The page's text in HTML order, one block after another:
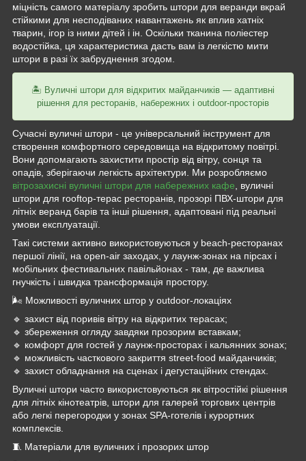
міцність самого матеріалу зробить штори для веранди вкрай
стійкими для несподіваних навантажень як вплив хатніх
тварин, ігор із ними дітей і ін. Оскільки тканина поліестер
водостійка, ця характеристика дасть вам із легкістю мити
штори в разі їх забруднення згодом.
🏝 Вуличні штори для відкритих майданчиків — адаптивні
рішення для ресторанів, набережних і outdoor-просторів
Сучасні вуличні штори - це універсальний інструмент для
створення комфортного середовища на відкритому повітрі.
Вони допомагають захистити простір від вітру, сонця та
опадів, зберігаючи легкість архітектури. Ми розробляємо
вітрозахисні вуличні штори для набережних кафе , вуличні
штори для rooftop-терас ресторанів, прозорі ПВХ-штори для
літніх веранд барів та інші рішення, адаптовані під реальні
умови експлуатації.
Такі системи активно використовуються у beach-ресторанах
першої лінії, на open-air заходах, у лаунж-зонах на пірсах і
мобільних фестивальних павільйонах - там, де важлива
гнучкість і швидка трансформація простору.
🌬 Можливості вуличних штор у outdoor-локаціях
🔹 захист від поривів вітру на відкритих терасах;
🔹 збереження огляду завдяки прозорим вставкам;
🔹 комфорт для гостей у лаунж-просторах і кальянних зонах;
🔹 можливість часткового закриття street-food майданчиків;
🔹 захист обладнання на сценах і дегустаційних стендах.
Вуличні штори часто використовуються як вітростійкі рішення
для літніх кінотеатрів, штори для галерей торгових центрів
або легкі перегородки у зонах SPA-готелів і курортних
комплексів.
🧵 Матеріали для вуличних і прозорих штор